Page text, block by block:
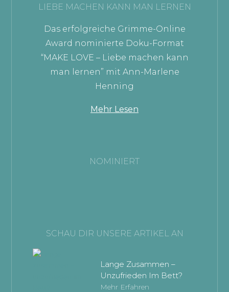
LIEBE MACHEN KANN MAN LERNEN
Das erfolgreiche Grimme-Online
Award nominierte Doku-Format
“MAKE LOVE – Liebe machen kann
man lernen” mit Ann-Marlene
Henning
Mehr Lesen
NOMINIERT
SCHAU DIR UNSERE ARTIKEL AN
Lange Zusammen –
Unzufrieden Im Bett?
Mehr Erfahren